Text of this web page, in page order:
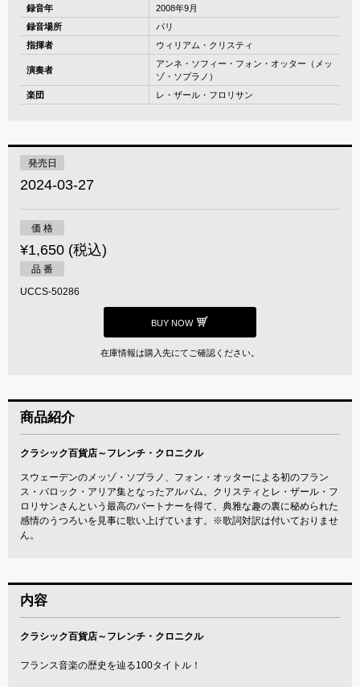
録音年
2008年9月
録音場所
パリ
指揮者
ウィリアム・クリスティ
演奏者
アンネ・ソフィー・フォン・オッター（メッ
ゾ・ソプラノ）
楽団
レ・ザール・フロリサン
発売日
2024-03-27
価 格
¥1,650 (税込)
品 番
UCCS-50286
BUY NOW
在庫情報は購入先にてご確認ください。
商品紹介
クラシック百貨店～フレンチ・クロニクル
スウェーデンのメッゾ・ソプラノ、フォン・オッターによる初のフラン
ス・バロック・アリア集となったアルバム。クリスティとレ・ザール・フ
ロリサンさんという最高のパートナーを得て、典雅な趣の裏に秘められた
感情のうつろいを見事に歌い上げています。※歌詞対訳は付いておりませ
ん。
内容
クラシック百貨店～フレンチ・クロニクル
フランス音楽の歴史を辿る100タイトル！